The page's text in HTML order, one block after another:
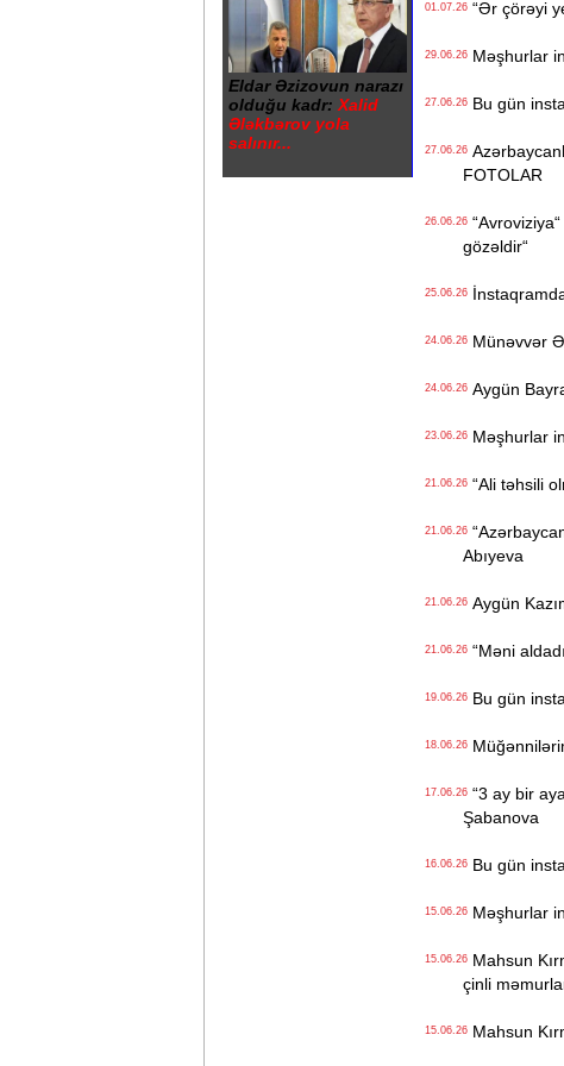
Eldar Əzizovun narazı
olduğu kadr: Xalid
Ələkbərov yola
salınır...
01.07.26“Ər çörəyi
29.06.26Məşhurlar
27.06.26Bu gün
27.06.26
FOTOLAR
26.06.26“Avroviziya“
gözəldir“
25.06.26İnstaqramda
24.06.26Münəvvər
24.06.26Aygün
23.06.26Məşhurlar
21.06.26“Ali təhsili
21.06.26
Abıyeva
21.06.26Aygün
21.06.26“Məni
19.06.26Bu gün
18.06.26
17.06.26“3 ay bir
Şabanova
16.06.26Bu gün
15.06.26Məşhurlar
15.06.26Mahsun
çinli
15.06.26Mahsun